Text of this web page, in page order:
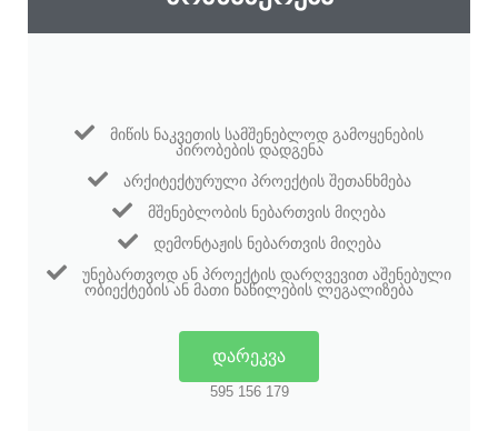
ᲛᲘᲬᲘᲡ ᲜᲐᲙᲕᲔᲗᲘᲡ ᲡᲐᲛᲨᲔᲜᲔᲑᲚᲝᲓ ᲒᲐᲛᲝᲧᲔᲜᲔᲑᲘᲡ
ᲞᲘᲠᲝᲑᲔᲑᲘᲡ ᲓᲐᲓᲒᲔᲜᲐ
ᲐᲠᲥᲘᲢᲔᲥᲢᲣᲠᲣᲚᲘ ᲞᲠᲝᲔᲥᲢᲘᲡ ᲨᲔᲗᲐᲜᲮᲛᲔᲑᲐ
ᲛᲨᲔᲜᲔᲑᲚᲝᲑᲘᲡ ᲜᲔᲑᲐᲠᲗᲕᲘᲡ ᲛᲘᲦᲔᲑᲐ
ᲓᲔᲛᲝᲜᲢᲐᲟᲘᲡ ᲜᲔᲑᲐᲠᲗᲕᲘᲡ ᲛᲘᲦᲔᲑᲐ
ᲣᲜᲔᲑᲐᲠᲗᲕᲝᲓ ᲐᲜ ᲞᲠᲝᲔᲥᲢᲘᲡ ᲓᲐᲠᲦᲕᲔᲕᲘᲗ ᲐᲨᲔᲜᲔᲑᲣᲚᲘ
ᲝᲑᲘᲔᲥᲢᲔᲑᲘᲡ ᲐᲜ ᲛᲐᲗᲘ ᲜᲐᲬᲘᲚᲔᲑᲘᲡ ᲚᲔᲒᲐᲚᲘᲖᲔᲑᲐ
ᲓᲐᲠᲔᲙᲕᲐ
595 156 179